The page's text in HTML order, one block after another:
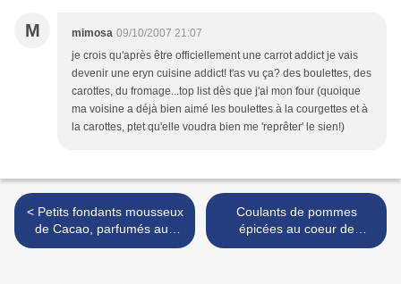
M mimosa 09/10/2007 21:07
je crois qu'après être officiellement une carrot addict je vais
devenir une eryn cuisine addict! t'as vu ça? des boulettes, des
carottes, du fromage...top list dès que j'ai mon four (quoique
ma voisine a déjà bien aimé les boulettes à la courgettes et à
la carottes, ptet qu'elle voudra bien me 'reprêter' le sien!)
< Petits fondants mousseux
de Cacao, parfumés aux
Gavottes
Coulants de pommes
épicées au coeur de
caramel à la fleur de sel >